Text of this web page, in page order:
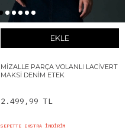
EKLE
MIZALLE PARÇA VOLANLI LACIVERT
MAKSI DENIM ETEK
2.499,99 TL
SEPETTE EKSTRA İNDİRİM